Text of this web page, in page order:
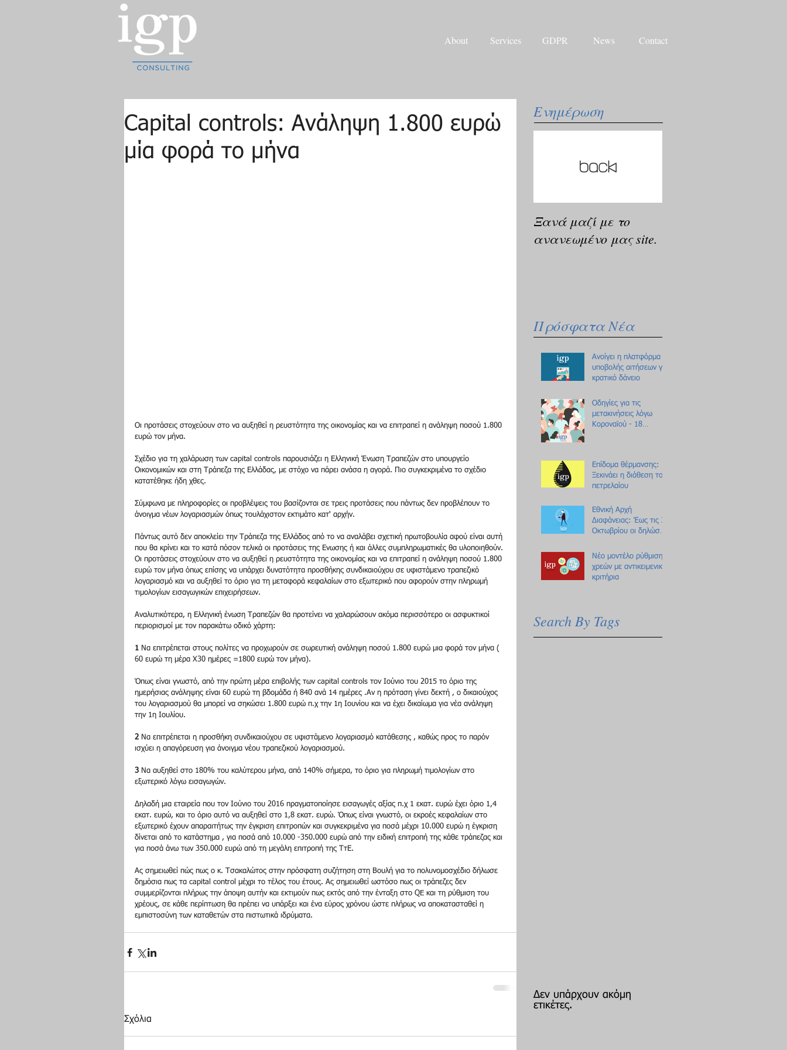
Capital controls: Ανάληψη 1.800 ευρώ
μία φορά το μήνα
Οι προτάσεις στοχεύουν στο να αυξηθεί η ρευστότητα της οικονομίας και να επιτραπεί η ανάληψη ποσού 1.800
ευρώ τον μήνα.
Σχέδιο για τη χαλάρωση των capital controls παρουσιάζει η Ελληνική Ένωση Τραπεζών στο υπουργείο
Οικονομικών και στη Τράπεζα της Ελλάδας, με στόχο να πάρει ανάσα η αγορά. Πιο συγκεκριμένα το σχέδιο
κατατέθηκε ήδη χθες.
Σύμφωνα με πληροφορίες οι προβλέψεις του βασίζονται σε τρεις προτάσεις που πάντως δεν προβλέπουν το
άνοιγμα νέων λογαριασμών όπως τουλάχιστον εκτιμάτο κατ' αρχήν.
Πάντως αυτό δεν αποκλείει την Τράπεζα της Ελλάδος από το να αναλάβει σχετική πρωτοβουλία αφού είναι αυτή
που θα κρίνει και το κατά πόσον τελικά οι προτάσεις της Ενωσης ή και άλλες συμπληρωματικές θα υλοποιηθούν.
Οι προτάσεις στοχεύουν στο να αυξηθεί η ρευστότητα της οικονομίας και να επιτραπεί η ανάληψη ποσού 1.800
ευρώ τον μήνα όπως επίσης να υπάρχει δυνατότητα προσθήκης συνδικαιούχου σε υφιστάμενο τραπεζικό
λογαριασμό και να αυξηθεί το όριο για τη μεταφορά κεφαλαίων στο εξωτερικό που αφορούν στην πληρωμή
τιμολογίων εισαγωγικών επιχειρήσεων.
Αναλυτικότερα, η Ελληνική ένωση Τραπεζών θα προτείνει να χαλαρώσουν ακόμα περισσότερο οι ασφυκτικοί
περιορισμοί με τον παρακάτω οδικό χάρτη:
1 Να επιτρέπεται στους πολίτες να προχωρούν σε σωρευτική ανάληψη ποσού 1.800 ευρώ μια φορά τον μήνα (
60 ευρώ τη μέρα Χ30 ημέρες =1800 ευρώ τον μήνα).
Όπως είναι γνωστό, από την πρώτη μέρα επιβολής των capital controls τον Ιούνιο του 2015 το όριο της
ημερήσιας ανάληψης είναι 60 ευρώ τη βδομάδα ή 840 ανά 14 ημέρες .Αν η πρόταση γίνει δεκτή , ο δικαιούχος
του λογαριασμού θα μπορεί να σηκώσει 1.800 ευρώ π.χ την 1η Ιουνίου και να έχει δικαίωμα για νέα ανάληψη
την 1η Ιουλίου.
2 Να επιτρέπεται η προσθήκη συνδικαιούχου σε υφιστάμενο λογαριασμό κατάθεσης , καθώς προς το παρόν
ισχύει η απαγόρευση για άνοιγμα νέου τραπεζικού λογαριασμού.
3 Να αυξηθεί στο 180% του καλύτερου μήνα, από 140% σήμερα, το όριο για πληρωμή τιμολογίων στο
εξωτερικό λόγω εισαγωγών.
Δηλαδή μια εταιρεία που τον Ιούνιο του 2016 πραγματοποίησε εισαγωγές αξίας π.χ 1 εκατ. ευρώ έχει όριο 1,4
εκατ. ευρώ, και το όριο αυτό να αυξηθεί στο 1,8 εκατ. ευρώ. Όπως είναι γνωστό, οι εκροές κεφαλαίων στο
εξωτερικό έχουν απαραιτήτως την έγκριση επιτροπών και συγκεκριμένα για ποσά μέχρι 10.000 ευρώ η έγκριση
δίνεται από το κατάστημα , για ποσά από 10.000 -350.000 ευρώ από την ειδική επιτροπή της κάθε τράπεζας και
για ποσά άνω των 350.000 ευρώ από τη μεγάλη επιτροπή της ΤτΕ.
Ας σημειωθεί πώς πως ο κ. Τσακαλώτος στην πρόσφατη συζήτηση στη Βουλή για το πολυνομοσχέδιο δήλωσε
δημόσια πως τα capital control μέχρι το τέλος του έτους. Ας σημειωθεί ωστόσο πως οι τράπεζες δεν
συμμερίζονται πλήρως την άποψη αυτήν και εκτιμούν πως εκτός από την ένταξη στο QE και τη ρύθμιση του
χρέους, σε κάθε περίπτωση θα πρέπει να υπάρξει και ένα εύρος χρόνου ώστε πλήρως να αποκατασταθεί η
εμπιστοσύνη των καταθετών στα πιστωτικά ιδρύματα.
Σχόλια
Ενημέρωση
Ξανά μαζί με το
ανανεωμένο μας site.
Πρόσφατα Νέα
Ανοίγει η πλατφόρμα
υποβολής αιτήσεων για
κρατικό δάνειο
Οδηγίες για τις
μετακινήσεις λόγω
Κοροναϊού - 18
Επίδομα θέρμανσης:
Ξεκινάει η διάθεση του
πετρελαίου
Εθνική Αρχή
Διαφάνειας: Έως τις 31
Οκτωβρίου οι δηλώσεις
Νέο μοντέλο ρύθμισης
χρεών με αντικειμενικά
κριτήρια
Search By Tags
Δεν υπάρχουν ακόμη
ετικέτες.
About Services GDPR News Contact